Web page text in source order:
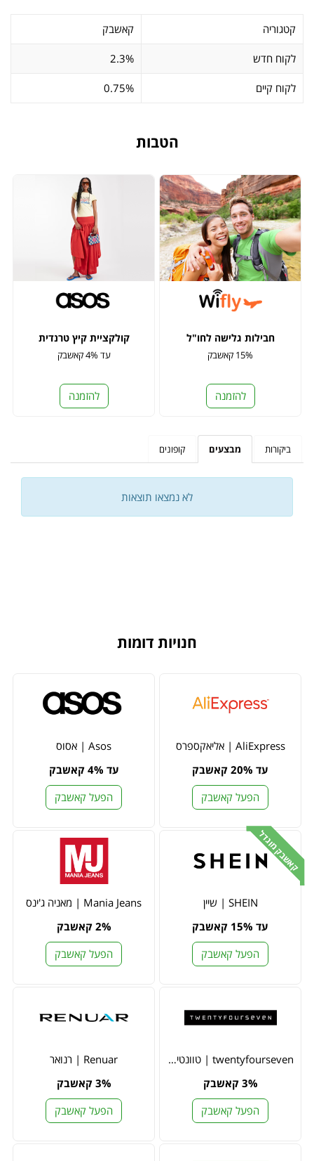
קטגוריה קאשבק
לקוח חדש 2.3%
לקוח קיים 0.75%
הטבות
חבילות גלישה לחו"ל
15% קאשבק
להזמנה
קולקציית קיץ טרנדית
עד 4% קאשבק
להזמנה
ביקורות מבצעים קופונים
לא נמצאו תוצאות
חנויות דומות
AliExpress | אליאקספרס
עד 20% קאשבק
הפעל קאשבק
Asos | אסוס
עד 4% קאשבק
הפעל קאשבק
קאשבק מוגדל
SHEIN | שיין
עד 15% קאשבק
הפעל קאשבק
Mania Jeans | מאניה ג'ינס
2% קאשבק
הפעל קאשבק
twentyfourseven | טוונטי פור סבן
3% קאשבק
הפעל קאשבק
Renuar | רנואר
3% קאשבק
הפעל קאשבק